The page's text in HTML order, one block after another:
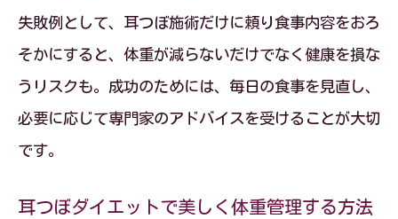
失敗例として、耳つぼ施術だけに頼り食事内容をおろ
そかにすると、体重が減らないだけでなく健康を損な
うリスクも。成功のためには、毎日の食事を見直し、
必要に応じて専門家のアドバイスを受けることが大切
です。
耳つぼダイエットで美しく体重管理する方法